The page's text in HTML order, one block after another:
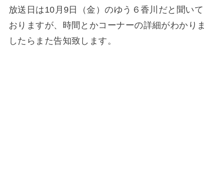
放送日は10月9日（金）のゆう６香川だと聞いて
おりますが、時間とかコーナーの詳細がわかりま
したらまた告知致します。